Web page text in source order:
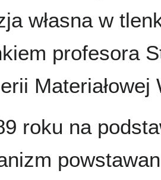
własna w
profesora
roku na